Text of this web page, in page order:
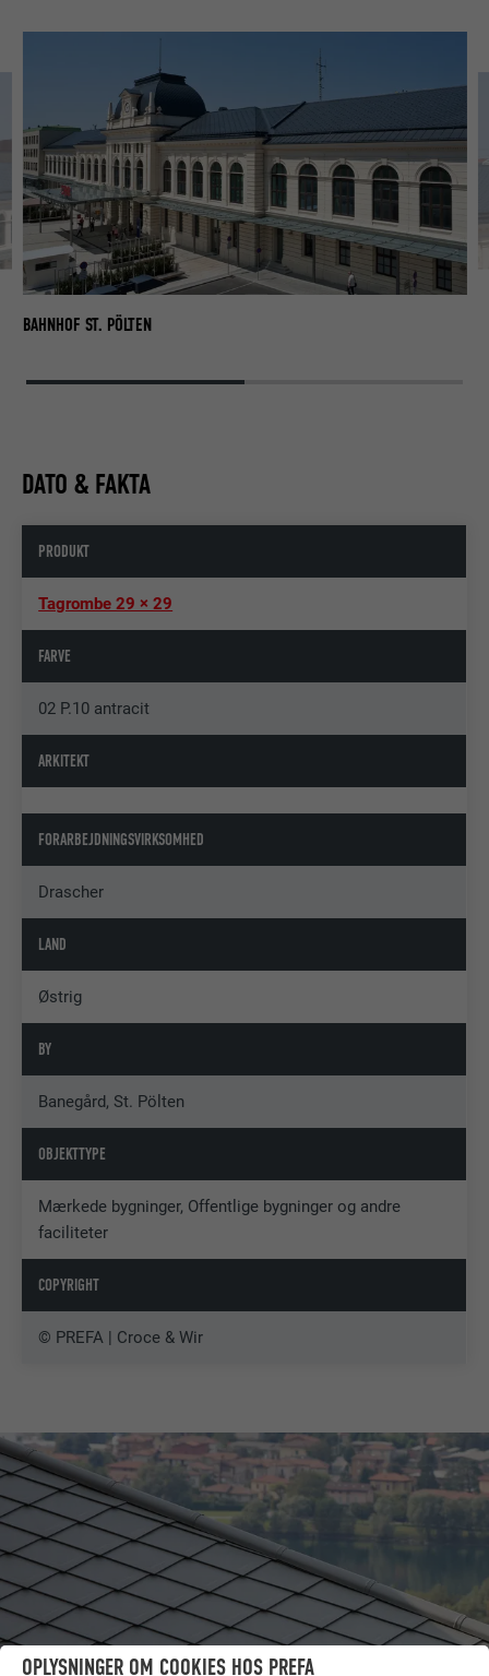
BAHNHOF ST. PÖLTEN
DATO & FAKTA
PRODUKT
Tagrombe 29 × 29
FARVE
02 P.10 antracit
ARKITEKT
FORARBEJDNINGSVIRKSOMHED
Drascher
LAND
Østrig
BY
Banegård, St. Pölten
OBJEKTTYPE
Mærkede bygninger, Offentlige bygninger og andre
faciliteter
COPYRIGHT
© PREFA | Croce & Wir
OPLYSNINGER OM COOKIES HOS PREFA